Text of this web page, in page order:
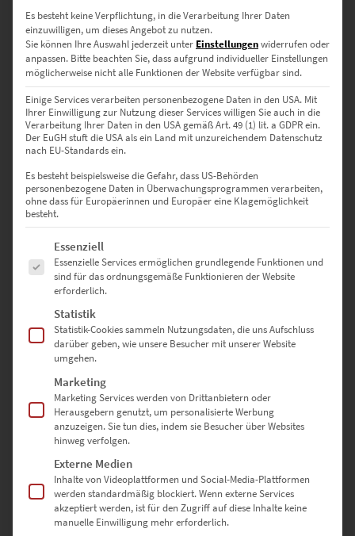
Moderne Wandbilder mit
überraschender Message
Kaum hat man sich an innovative Techniken und
Tür. Der Puls der Zeit ist spannend, weckt aber auch die Sehnsucht
nach Beständigkeit. Den Kontrast fangen moderne Wandbilder
vielsagend ein. Stets fließt der Verkehr durch die Spreemetropole,
von der inspirierende Impulse ausgehen. Die Facette verdeutlichen
die vorbeischnellenden Farblinien auf der Schwarz-Weiß-Fotografie.
Die urbane Dynamik beeindruckt die erhabene Friedenssäule nicht.
Sie bleibt, wie und wo sie ist. Zumindest fast: Das 1873 am
Königsplatz fertiggestellte Monument zog 1939 zum Großen Stern
um. Ähnliche Assoziationen wecken
Londonmit buntem Lichtschweif, der über die historische Tower
Bridge saust. Die künstlerische Botschaft: Kaum etwas ist so
verlässlich wie der Wandel der Zeit. So wird das Dynamische zum
Beständigen und wirkt überraschend vertraut.
Architektonische
Leinwandbilder, die modern
fotografiert sind
Es besteht keine Verpflichtung, in die Verarbeitung Ihrer Daten
einzuwilligen, um dieses Angebot zu nutzen.
Sie können Ihre Auswahl jederzeit unter Einstellungenwiderrufen oder
anpassen. Bitte beachten Sie, dass aufgrund individueller Einstellungen
möglicherweise nicht alle Funktionen der Website verfügbar sind.
Einige Services verarbeiten personenbezogene Daten in den USA. Mit
Ihrer Einwilligung zur Nutzung dieser Services willigen Sie auch in die
Verarbeitung Ihrer Daten in den USA gemäß Art. 49 (1) lit. a GDPR ein.
Der EuGH stuft die USA als ein Land mit unzureichendem Datenschutz
nach EU-Standards ein.
Es besteht beispielsweise die Gefahr, dass US-Behörden
personenbezogene Daten in Überwachungsprogrammen verarbeiten,
ohne dass für Europäerinnen und Europäer eine Klagemöglichkeit
besteht.
Es folgt eine Liste der Service-Gruppen, für die eine Einwilligung
Essenziell
Essenzielle Services ermöglichen grundlegende Funktionen und
sind für das ordnungsgemäße Funktionieren der Website
erforderlich.
Statistik
Statistik-Cookies sammeln Nutzungsdaten, die uns Aufschluss
darüber geben, wie unsere Besucher mit unserer Website
umgehen.
Marketing
Marketing Services werden von Drittanbietern oder
Herausgebern genutzt, um personalisierte Werbung
anzuzeigen. Sie tun dies, indem sie Besucher über Websites
hinweg verfolgen.
Externe Medien
Inhalte von Videoplattformen und Social-Media-Plattformen
werden standardmäßig blockiert. Wenn externe Services
akzeptiert werden, ist für den Zugriff auf diese Inhalte keine
manuelle Einwilligung mehr erforderlich.